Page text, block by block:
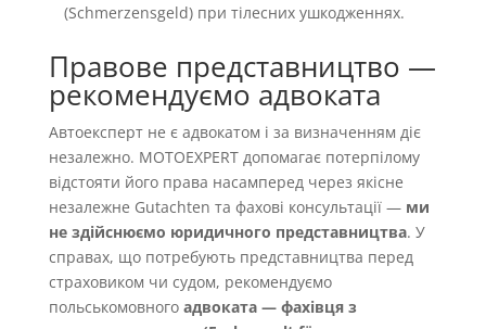
(Schmerzensgeld) при тілесних ушкодженнях.
Правове представництво —
рекомендуємо адвоката
Автоексперт не є адвокатом і за визначенням діє
незалежно. MOTOEXPERT допомагає потерпілому
відстояти його права насамперед через якісне
незалежне Gutachten та фахові консультації — ми
не здійснюємо юридичного представництва. У
справах, що потребують представництва перед
страховиком чи судом, рекомендуємо
польськомовного адвоката — фахівця з